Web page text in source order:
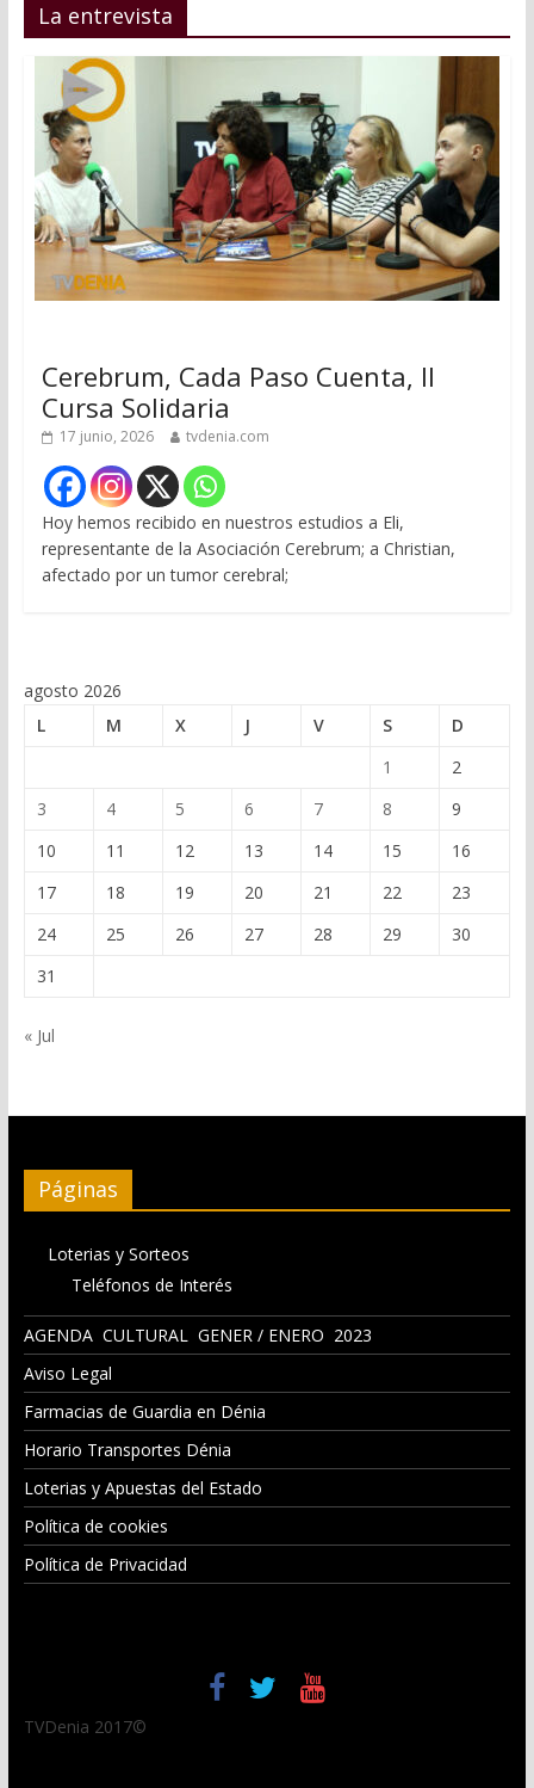
La entrevista
Cerebrum, Cada Paso Cuenta, II
Cursa Solidaria
17 junio, 2026 tvdenia.com
Hoy hemos recibido en nuestros estudios a Eli,
representante de la Asociación Cerebrum; a Christian,
afectado por un tumor cerebral;
agosto 2026
L
M X J V S
D
1
2
3
4 5 6 7 8
9
10
11 12 13 14 15
16
17
18 19 20 21 22
23
24
25 26 27 28 29
30
31
« Jul
Páginas
Loterias y Sorteos
Teléfonos de Interés
AGENDA CULTURAL GENER / ENERO 2023
Aviso Legal
Farmacias de Guardia en Dénia
Horario Transportes Dénia
Loterias y Apuestas del Estado
Política de cookies
Política de Privacidad
TVDenia 2017©